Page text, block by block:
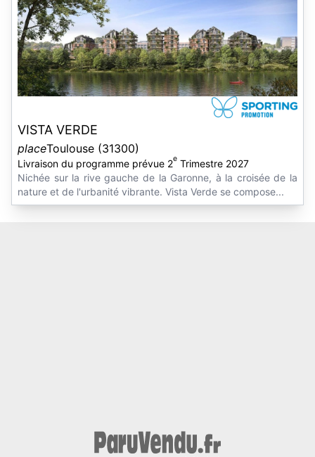
VISTA VERDE
placeToulouse (31300)
Livraison du programme prévue 2e Trimestre 2027
Nichée sur la rive gauche de la Garonne, à la croisée de la
nature et de l'urbanité vibrante. Vista Verde se compose...